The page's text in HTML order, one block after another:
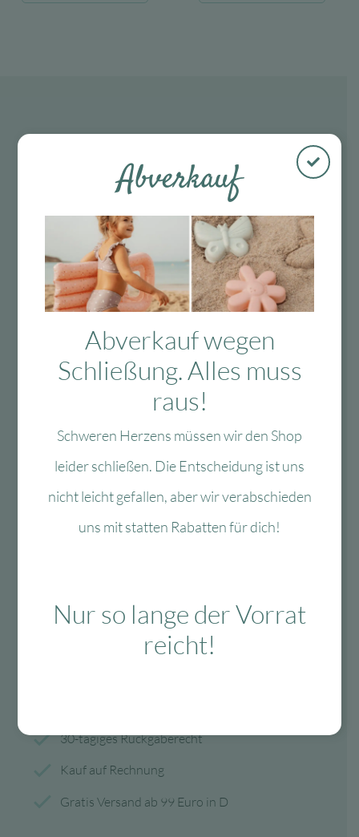
Mo-Fr: 10:00 – 13:00 Uhr
08134 / 2579911
Vertrag widerrufen
30-tägiges Rückgaberecht
Kauf auf Rechnung
Gratis Versand ab 99 Euro in D
Abverkauf
Abverkauf wegen
Schließung. Alles muss
raus!
Schweren Herzens müssen wir den Shop
leider schließen. Die Entscheidung ist uns
nicht leicht gefallen, aber wir verabschieden
uns mit statten Rabatten für dich!
Nur so lange der Vorrat
reicht!